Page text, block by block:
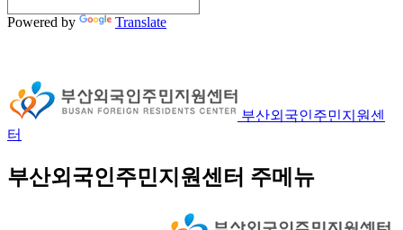
Powered by Translate
부산외국인주민지원센
터
부산외국인주민지원센터 주메뉴